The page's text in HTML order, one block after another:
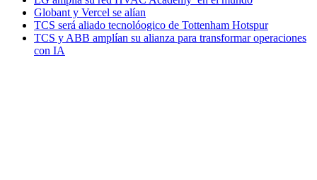
Globant y Vercel se alían
TCS será aliado tecnolóogico de Tottenham Hotspur
TCS y ABB amplían su alianza para transformar operaciones
con IA